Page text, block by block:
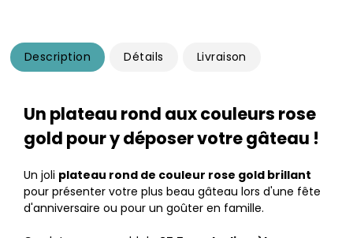
Description Détails Livraison
Un plateau rond aux couleurs rose
gold pour y déposer votre gâteau !
Un joli plateau rond de couleur rose gold brillant
pour présenter votre plus beau gâteau lors d'une fête
d'anniversaire ou pour un goûter en famille.